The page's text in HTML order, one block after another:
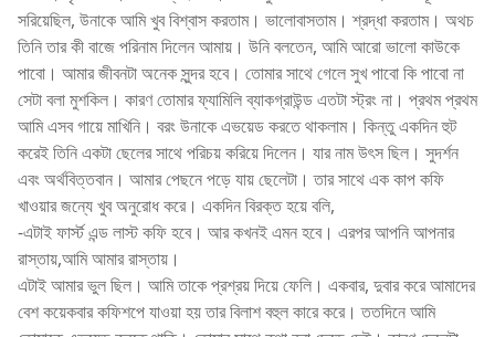
সরিয়েছিল, উনাকে আমি খুব বিশ্বাস করতাম। ভালোবাসতাম। শ্রদ্ধা করতাম। অথচ
তিনি তার কী বাজে পরিনাম দিলেন আমায়। উনি বলতেন, আমি আরো ভালো কাউকে
পাবো। আমার জীবনটা অনেক সুন্দর হবে। তোমার সাথে গেলে সুখ পাবো কি পাবো না
সেটা বলা মুশকিল। কারণ তোমার ফ্যামিলি ব্যাকগ্রাউন্ড এতটা স্ট্রং না। প্রথম প্রথম
আমি এসব গায়ে মাখিনি। বরং উনাকে এভয়েড করতে থাকলাম। কিন্তু একদিন হুট
করেই তিনি একটা ছেলের সাথে পরিচয় করিয়ে দিলেন। যার নাম উৎস ছিল। সুদর্শন
এবং অর্থবিত্তবান। আমার পেছনে পড়ে যায় ছেলেটা। তার সাথে এক কাপ কফি
খাওয়ার জন্যে খুব অনুরোধ করে। একদিন বিরক্ত হয়ে বলি,
-এটাই ফার্স্ট এন্ড লাস্ট কফি হবে। আর কখনই এমন হবে। এরপর আপনি আপনার
রাস্তায়,আমি আমার রাস্তায়।
এটাই আমার ভুল ছিল। আমি তাকে প্রশ্রয় দিয়ে ফেলি। একবার, দুবার করে আমাদের
বেশ কয়েকবার কফিশপে যাওয়া হয় তার বিলাশ বহুল কারে করে। ততদিনে আমি